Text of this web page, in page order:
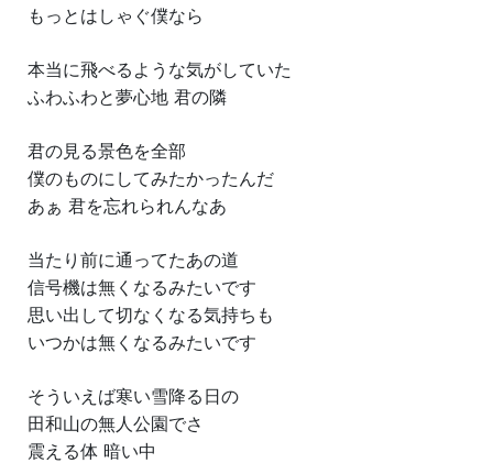
もっとはしゃぐ僕なら
本当に飛べるような気がしていた
ふわふわと夢心地 君の隣
君の見る景色を全部
僕のものにしてみたかったんだ
あぁ 君を忘れられんなあ
当たり前に通ってたあの道
信号機は無くなるみたいです
思い出して切なくなる気持ちも
いつかは無くなるみたいです
そういえば寒い雪降る日の
田和山の無人公園でさ
震える体 暗い中